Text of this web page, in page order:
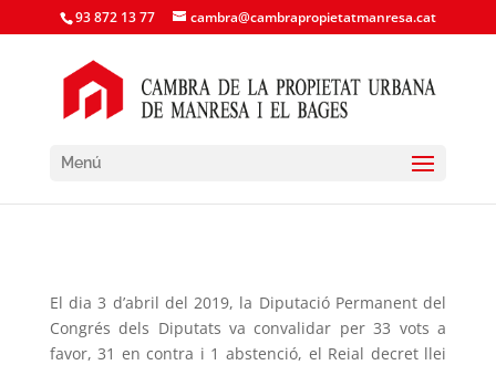
93 872 13 77 cambra@cambrapropietatmanresa.cat
Menú
El dia 3 d’abril del 2019, la Diputació Permanent del
Congrés dels Diputats va convalidar per 33 vots a
favor, 31 en contra i 1 abstenció, el Reial decret llei